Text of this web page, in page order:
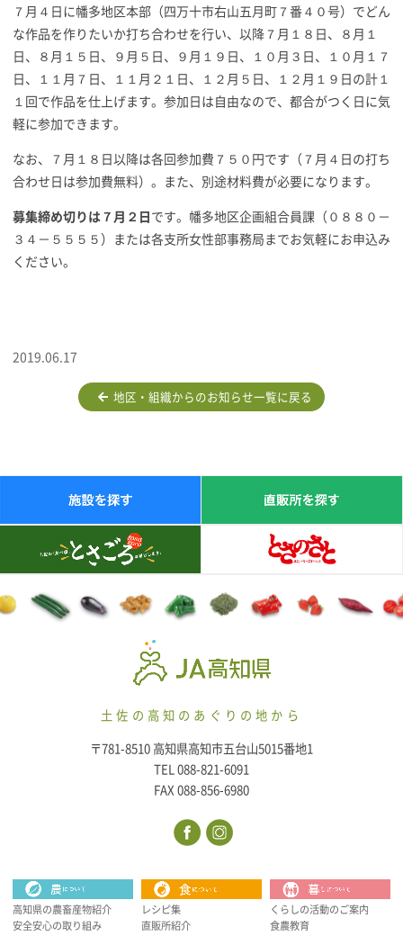
７月４日に幡多地区本部（四万十市右山五月町７番４０号）でどん
な作品を作りたいか打ち合わせを行い、以降７月１８日、８月１
日、８月１５日、９月５日、９月１９日、１０月３日、１０月１７
日、１１月７日、１１月２１日、１２月５日、１２月１９日の計１
１回で作品を仕上げます。参加日は自由なので、都合がつく日に気
軽に参加できます。
なお、７月１８日以降は各回参加費７５０円です（７月４日の打ち
合わせ日は参加費無料）。また、別途材料費が必要になります。
募集締め切りは７月２日 です。幡多地区企画組合員課（０８８０－
３４－５５５５）または各支所女性部事務局までお気軽にお申込み
ください。
2019.06.17
地区・組織からのお知らせ一覧に戻る
土佐の高知のあぐりの地から
〒781-8510 高知県高知市五台山5015番地1
TEL 088-821-6091
FAX 088-856-6980
高知県の農畜産物紹介
安全安心の取り組み
レシピ集
直販所紹介
くらしの活動のご案内
食農教育